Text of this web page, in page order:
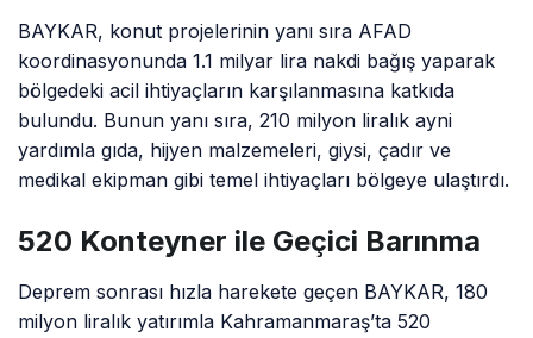
BAYKAR, konut projelerinin yanı sıra AFAD
koordinasyonunda 1.1 milyar lira nakdi bağış yaparak
bölgedeki acil ihtiyaçların karşılanmasına katkıda
bulundu. Bunun yanı sıra, 210 milyon liralık ayni
yardımla gıda, hijyen malzemeleri, giysi, çadır ve
medikal ekipman gibi temel ihtiyaçları bölgeye ulaştırdı.
520 Konteyner ile Geçici Barınma
Deprem sonrası hızla harekete geçen BAYKAR, 180
milyon liralık yatırımla Kahramanmaraş’ta 520